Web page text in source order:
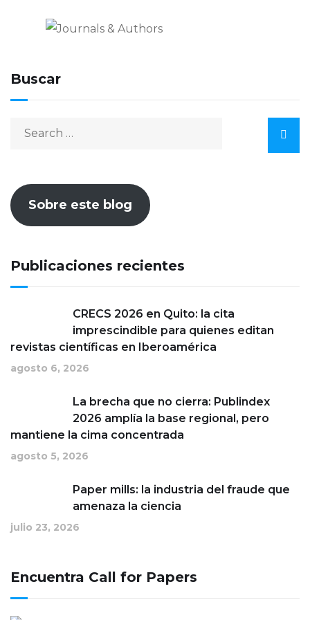
Buscar
Sobre este blog
Publicaciones recientes
CRECS 2026 en Quito: la cita
imprescindible para quienes editan
revistas científicas en Iberoamérica
agosto 6, 2026
La brecha que no cierra: Publindex
2026 amplía la base regional, pero
mantiene la cima concentrada
agosto 5, 2026
Paper mills: la industria del fraude que
amenaza la ciencia
julio 23, 2026
Encuentra Call for Papers